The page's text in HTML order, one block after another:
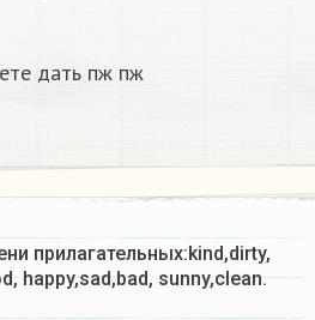
дать пж пж
прилагательных:kind,dirty,
happy,sad,bad, sunny,clean.​